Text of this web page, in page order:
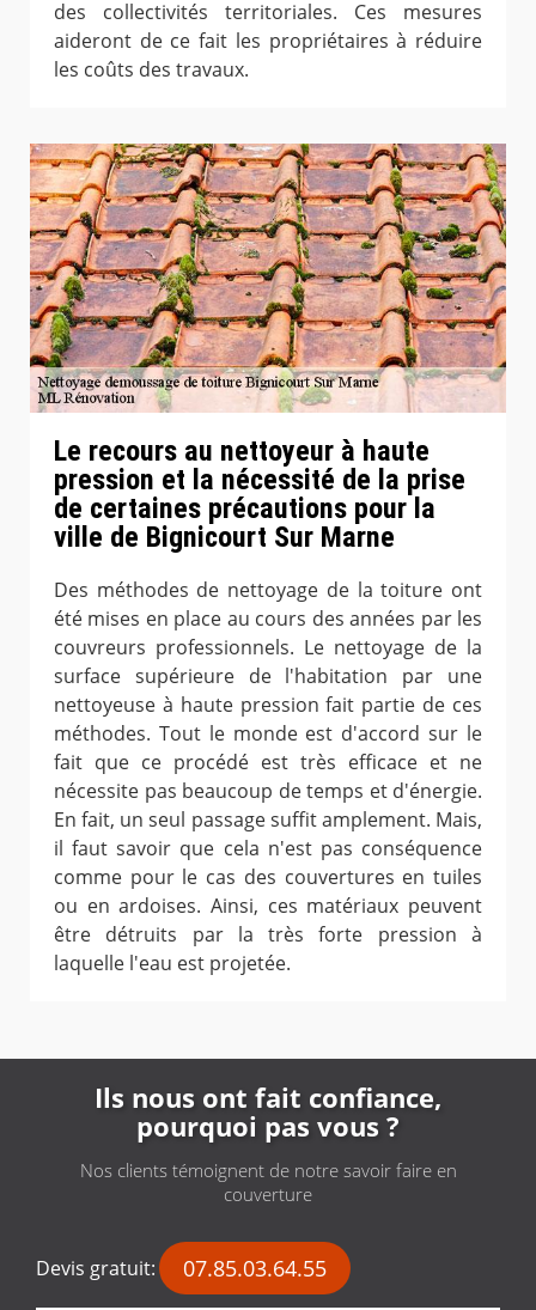
des collectivités territoriales. Ces mesures
aideront de ce fait les propriétaires à réduire
les coûts des travaux.
Le recours au nettoyeur à haute
pression et la nécessité de la prise
de certaines précautions pour la
ville de Bignicourt Sur Marne
Des méthodes de nettoyage de la toiture ont
été mises en place au cours des années par les
couvreurs professionnels. Le nettoyage de la
surface supérieure de l'habitation par une
nettoyeuse à haute pression fait partie de ces
méthodes. Tout le monde est d'accord sur le
fait que ce procédé est très efficace et ne
nécessite pas beaucoup de temps et d'énergie.
En fait, un seul passage suffit amplement. Mais,
il faut savoir que cela n'est pas conséquence
comme pour le cas des couvertures en tuiles
ou en ardoises. Ainsi, ces matériaux peuvent
être détruits par la très forte pression à
laquelle l'eau est projetée.
Ils nous ont fait confiance,
pourquoi pas vous ?
Nos clients témoignent de notre savoir faire en
couverture
Devis gratuit: 07.85.03.64.55